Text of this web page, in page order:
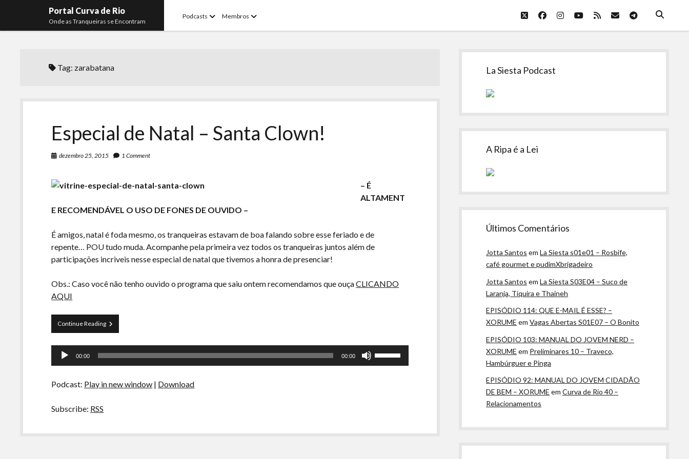
Portal Curva de Rio
Onde as Tranqueiras se Encontram
Podcasts openMembros open
twitterfacebookinstagram
youtube
rss emailtelegram
Tag: zarabatana
Especial de Natal – Santa Clown!
dezembro 25, 2015 1 Comment
– É
ALTAMENT
E RECOMENDÁVEL O USO DE FONES DE OUVIDO –
É amigos, natal é foda mesmo, os tranqueiras estavam de boa falando sobre esse feriado e de
repente… POU tudo muda. Acompanhe pela primeira vez todos os tranqueiras juntos além de
participações incriveis nesse especial de natal que tivemos a honra de presenciar!
Obs.: Caso você não tenho ouvido o programa que saiu ontem recomendamos que ouçaCLICANDO
AQUI
Continue ReadingEspecial
de
Santa
Tocador
00:00 00:00
Podcast: Play in new window | Download
Subscribe: RSS
Sidebar
La Siesta Podcast
A Ripa é a Lei
Últimos Comentários
Jotta Santos emLa Siesta s01e01 – Rosbife,
café gourmet e pudimXbrigadeiro
Jotta Santos emLa Siesta S03E04 – Suco de
Laranja, Tiquira e Thaineh
EPISÓDIO 114: QUE E-MAIL É ESSE? –
XORUME emVagas Abertas S01E07 – O Bonito
EPISÓDIO 103: MANUAL DO JOVEM NERD –
XORUME em Preliminares 10 – Traveco,
Hambúrguer e Pinga
EPISÓDIO 92: MANUAL DO JOVEM CIDADÃO
DE BEM – XORUME emCurva de Rio 40 –
Relacionamentos